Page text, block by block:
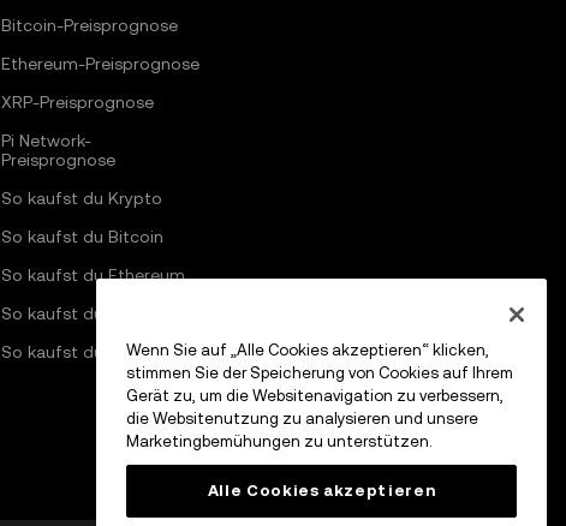
Bitcoin-Preisprognose
Ethereum-Preisprognose
XRP-Preisprognose
Pi Network-
Preisprognose
So kaufst du Krypto
So kaufst du Bitcoin
So kaufst du Ethereum
So kaufst du Solana
So kaufst du Pi NetworkWenn Sie auf „Alle Cookies akzeptieren“ klicken,
stimmen Sie der Speicherung von Cookies auf Ihrem
Gerät zu, um die Websitenavigation zu verbessern,
die Websitenutzung zu analysieren und unsere
Marketingbemühungen zu unterstützen.
Alle Cookies akzeptieren